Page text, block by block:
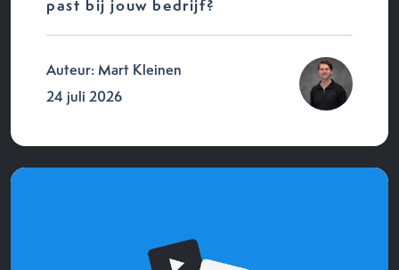
past bij jouw bedrijf?
Auteur: Mart Kleinen
24 juli 2026